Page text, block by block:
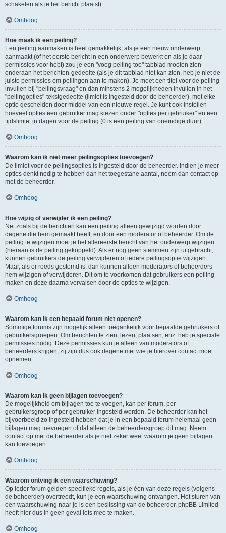
schakelen als je het bericht plaatst).
Omhoog
Hoe maak ik een peiling?
Een peiling aanmaken is heel gemakkelijk, als je een nieuw onderwerp
aanmaakt (of het eerste bericht in een onderwerp bewerkt en als je daar
permissies voor hebt) zou je een "voeg peiling toe" tabblad moeten zien
onderaan het berichten-gedeelte (als je dit tabblad niet kan zien, heb je niet de
juiste permissies om peilingen aan te maken). Je moet een titel voor de peiling
invullen bij "peilingsvraag" en dan minstens 2 mogelijkheden invullen in het
"peilingopties"-tekstgedeelte (limiet is ingesteld door de beheerder), met elke
optie gescheiden door middel van een nieuwe regel. Je kunt ook instellen
hoeveel opties een gebruiker mag kiezen onder "opties per gebruiker" en een
tijdslimiet in dagen voor de peiling (0 is een peiling van oneindige duur).
Omhoog
Waarom kan ik niet meer peilingsopties toevoegen?
De limiet voor de peilingsopties is ingesteld door de beheerder. Indien je meer
opties denkt nodig te hebben dan het toegestane aantal, neem dan contact op
met de beheerder.
Omhoog
Hoe wijzig of verwijder ik een peiling?
Net zoals bij de berichten kan een peiling alleen gewijzigd worden door
degene die hem gemaakt heeft, en door een moderator of beheerder. Om de
peiling te wijzigen moet je het allereerste bericht van het onderwerp wijzigen
(hieraan is de peiling gekoppeld). Als er nog geen stemmen zijn uitgebracht,
kunnen gebruikers de peiling verwijderen of iedere peilingsoptie wijzigen.
Maar, als er reeds gestemd is, dan kunnen alleen moderators of beheerders
hem wijzigen of verwijderen. Dit om te voorkomen dat gebruikers een peiling
maken en deze daarna vervalsen door de opties te wijzigen.
Omhoog
Waarom kan ik een bepaald forum niet openen?
Sommige forums zijn mogelijk alleen toegankelijk voor bepaalde gebruikers of
gebruikersgroepen. Om berichten te zien, lezen, plaatsen, enz. heb je speciale
permissies nodig. Deze permissies kun je alleen van moderators of
beheerders krijgen, zij zijn dus ook degene met wie je hierover contact moet
opnemen.
Omhoog
Waarom kan ik geen bijlagen toevoegen?
De mogelijkheid om bijlagen toe te voegen, kan per forum, per
gebruikersgroep of per gebruiker ingesteld worden. De beheerder kan het
bijvoorbeeld zo ingesteld hebben dat je in een bepaald forum helemaal geen
bijlagen mag toevoegen of dat alleen de beheerdersgroep dit mag. Neem
contact op met de beheerder als je niet zeker weet waarom je geen bijlagen
kan toevoegen.
Omhoog
Waarom ontving ik een waarschuwing?
Op ieder forum gelden specifieke regels, als je één van deze regels (volgens
de beheerder) overtreedt, kun je een waarschuwing ontvangen. Het sturen van
een waarschuwing naar je is een beslissing van de beheerder, phpBB Limited
heeft hier dus in geen geval iets mee te maken.
Omhoog